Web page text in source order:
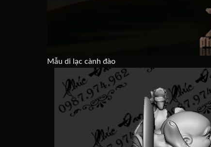
Mẫu di lạc cành đào